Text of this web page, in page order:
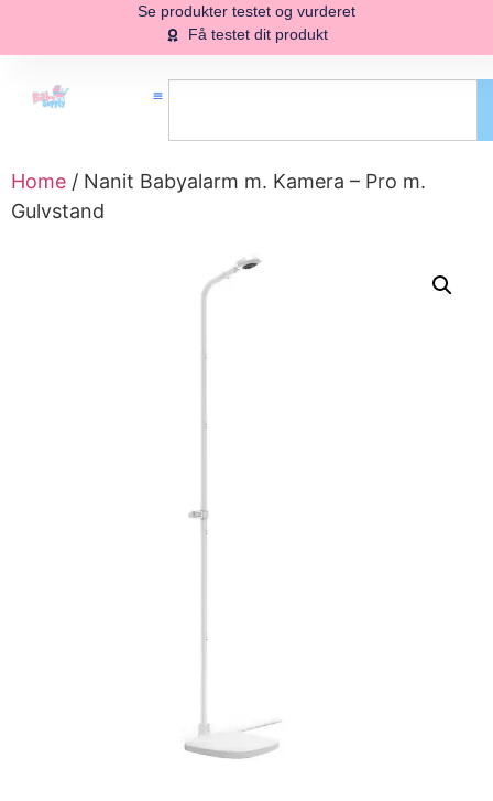
Se produkter testet og vurderet
Få testet dit produkt
Home / Nanit Babyalarm m. Kamera – Pro m.
Gulvstand